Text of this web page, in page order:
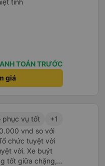
tình
TOÁN TRƯỚC
giá
phục vụ tốt
+1
vnd so với
chức tuyệt vời
vời. Xe buýt
tốt giữa chặng,